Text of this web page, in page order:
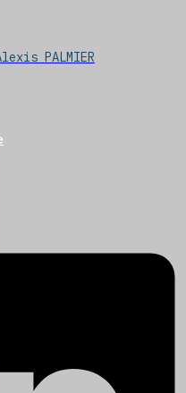
PALMIER